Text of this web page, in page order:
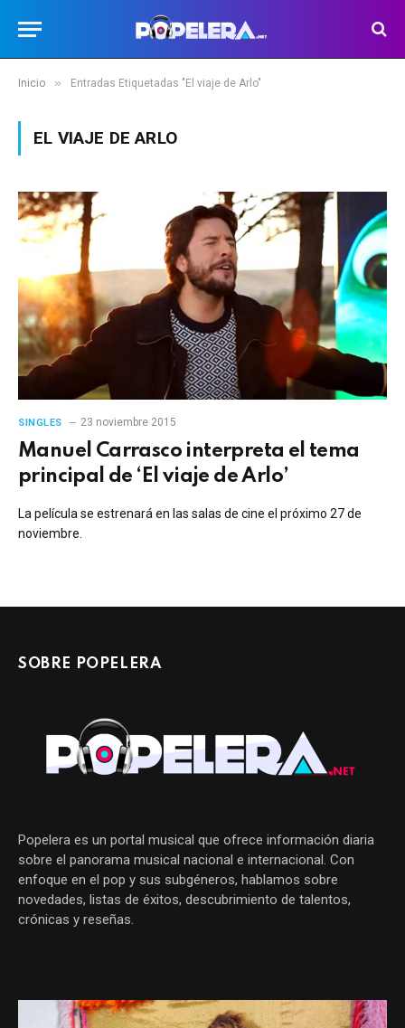
Inicio » Entradas Etiquetadas "El viaje de Arlo"
EL VIAJE DE ARLO
SINGLES 23 noviembre 2015
Manuel Carrasco interpreta el tema
principal de ‘El viaje de Arlo’
La película se estrenará en las salas de cine el próximo 27 de
noviembre.
SOBRE POPELERA
Popelera es un portal musical que ofrece información diaria
sobre el panorama musical nacional e internacional. Con
enfoque en el pop y sus subgéneros, hablamos sobre
novedades, listas de éxitos, descubrimiento de talentos,
crónicas y reseñas.